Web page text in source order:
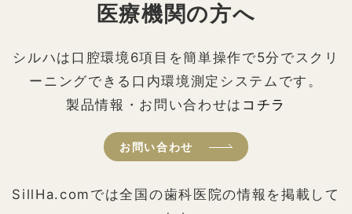
医療機関の方へ
シルハは口腔環境6項目を簡単操作で5分でスクリ
ーニングできる口内環境測定システムです。
製品情報・お問い合わせは コチラ
お問い合わせ
SillHa.comでは全国の歯科医院の情報を掲載して